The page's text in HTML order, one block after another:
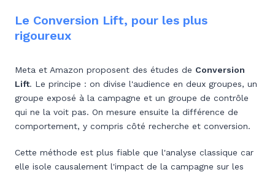
Le Conversion Lift, pour les plus
rigoureux
Meta et Amazon proposent des études de Conversion
Lift. Le principe : on divise l'audience en deux groupes, un
groupe exposé à la campagne et un groupe de contrôle
qui ne la voit pas. On mesure ensuite la différence de
comportement, y compris côté recherche et conversion.
Cette méthode est plus fiable que l'analyse classique car
elle isole causalement l'impact de la campagne sur les